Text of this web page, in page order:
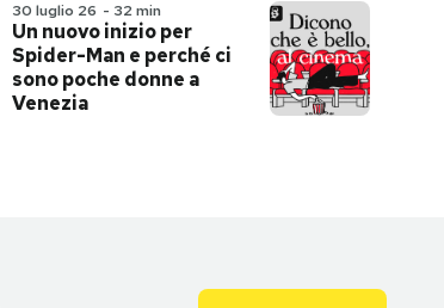
30 luglio 26 - 32 min
Un nuovo inizio per
Spider-Man e perché ci
sono poche donne a
Venezia